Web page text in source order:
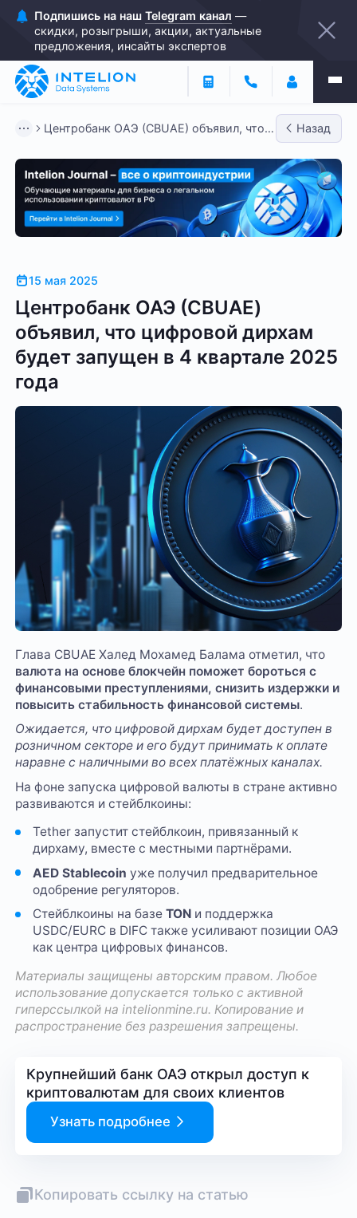
Подпишись на наш Telegram канал —
скидки, розыгрыши, акции, актуальные
предложения, инсайты экспертов
Центробанк ОАЭ (CBUAE) объявил, что
Назад
15 мая 2025
Центробанк ОАЭ (CBUAE)
объявил, что цифровой дирхам
будет запущен в 4 квартале 2025
года
Глава CBUAE Халед Мохамед Балама отметил, что
валюта на основе блокчейн поможет бороться с
финансовыми преступлениями, снизить издержки и
повысить стабильность финансовой системы.
Ожидается, что цифровой дирхам будет доступен в
розничном секторе и его будут принимать к оплате
наравне с наличными во всех платёжных каналах.
На фоне запуска цифровой валюты в стране активно
развиваются и стейблкоины:
Tether запустит стейблкоин, привязанный к
дирхаму, вместе с местными партнёрами.
AED Stablecoin уже получил предварительное
одобрение регуляторов.
Стейблкоины на базе TONи поддержка
USDC/EURC в DIFC также усиливают позиции ОАЭ
как центра цифровых финансов.
Материалы защищены авторским правом. Любое
использование допускается только с активной
гиперссылкой наintelionmine.ru. Копирование и
распространение без разрешения запрещены.
Крупнейший банк ОАЭ открыл доступ к
криптовалютам для своих клиентов
Узнать подробнее
Копировать ссылку на статью